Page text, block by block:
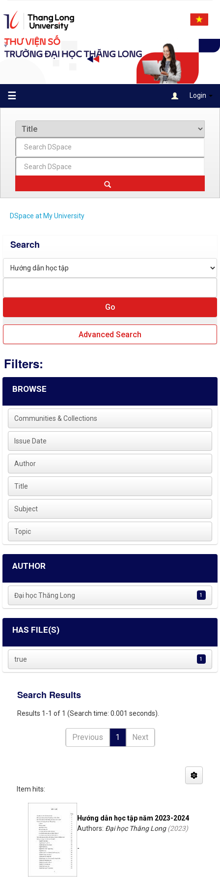
navigation
☰ Login
DSpace at My University
Search
Advanced Search
Filters:
BROWSE
Communities & Collections
Issue Date
Author
Title
Subject
Topic
AUTHOR
Đại học Thăng Long 1
HAS FILE(S)
true 1
Search Results
Results 1-1 of 1 (Search time: 0.001 seconds).
Previous 1 Next
Item hits:
Hướng dẫn học tập năm 2023-2024
Authors: Đại học Thăng Long(2023)
-